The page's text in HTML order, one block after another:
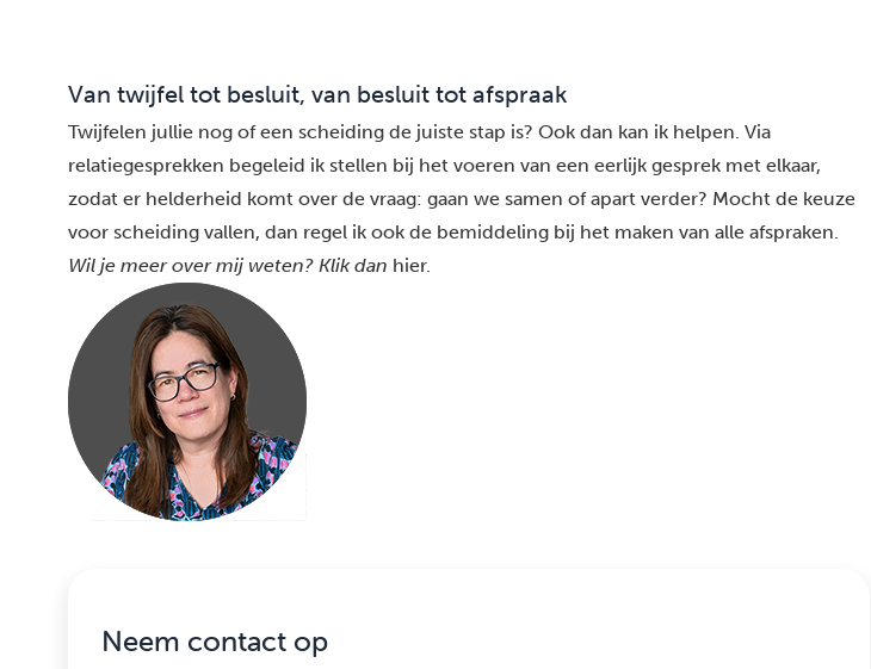
Van twijfel tot besluit, van besluit tot afspraak
Twijfelen jullie nog of een scheiding de juiste stap is? Ook dan kan ik helpen. Via
relatiegesprekken begeleid ik stellen bij het voeren van een eerlijk gesprek met elkaar,
zodat er helderheid komt over de vraag: gaan we samen of apart verder? Mocht de keuze
voor scheiding vallen, dan regel ik ook de bemiddeling bij het maken van alle afspraken.
Wil je meer over mij weten? Klik dan hier.
Neem contact op